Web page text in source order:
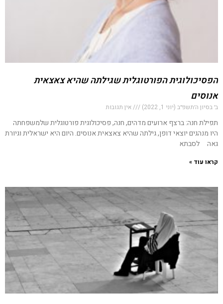
הפסיכולוגית הפורטוגלית שגילתה שהיא צאצאית
אנוסים
ב׳ בסיון ה׳תשפ״ב (יוני 1, 2022) אין תגובות
תפילת חנה: ברצף ארועים מדהים, חנה, פסיכולוגית פורטוגלית שלמשפחתה
היו מנהגים יוצאי דופן, גילתה שהיא צאצאית אנוסים. היום היא ישראלית וגיורת
גאה לסבתא
קראו עוד »